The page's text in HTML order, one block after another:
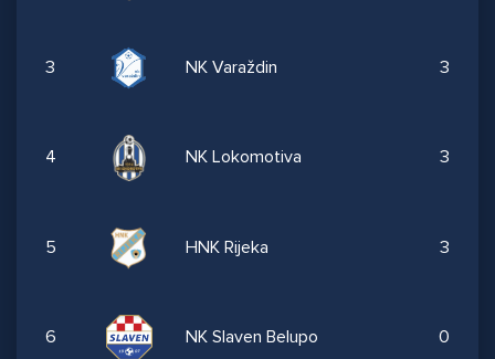
3 NK Varaždin 3
4 NK Lokomotiva 3
5 HNK Rijeka 3
6 NK Slaven Belupo 0